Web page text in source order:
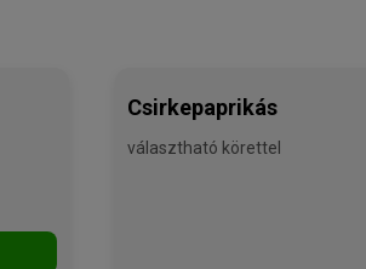
Csirkepaprikás
választható körettel